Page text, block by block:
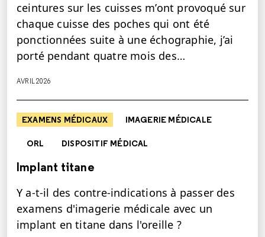
ceintures sur les cuisses m’ont provoqué sur
chaque cuisse des poches qui ont été
ponctionnées suite à une échographie, j’ai
porté pendant quatre mois des…
AVRIL 2026
EXAMENS MÉDICAUX IMAGERIE MÉDICALE
ORL DISPOSITIF MÉDICAL
Implant titane
Y a-t-il des contre-indications à passer des
examens d'imagerie médicale avec un
implant en titane dans l'oreille ?